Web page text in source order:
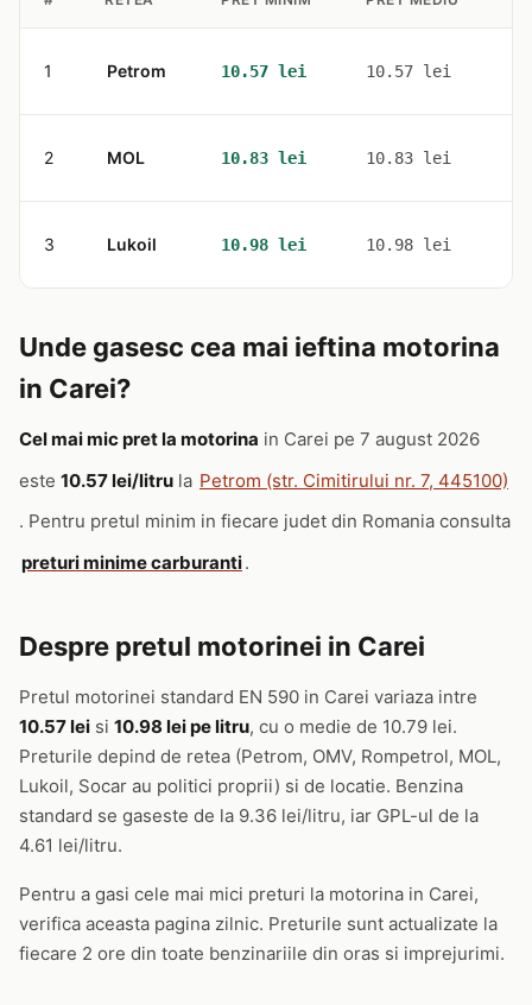
1 Petrom 10.57 lei 10.57 lei
2 MOL 10.83 lei 10.83 lei
3 Lukoil 10.98 lei 10.98 lei
Unde gasesc cea mai ieftina motorina
in Carei?
Cel mai mic pret la motorina in Carei pe 7 august 2026
este 10.57 lei/litru la Petrom (str. Cimitirului nr. 7, 445100)
. Pentru pretul minim in fiecare judet din Romania consulta
preturi minime carburanti.
Despre pretul motorinei in Carei
Pretul motorinei standard EN 590 in Carei variaza intre
10.57 lei si 10.98 lei pe litru, cu o medie de 10.79 lei.
Preturile depind de retea (Petrom, OMV, Rompetrol, MOL,
Lukoil, Socar au politici proprii) si de locatie. Benzina
standard se gaseste de la 9.36 lei/litru, iar GPL-ul de la
4.61 lei/litru.
Pentru a gasi cele mai mici preturi la motorina in Carei,
verifica aceasta pagina zilnic. Preturile sunt actualizate la
fiecare 2 ore din toate benzinariile din oras si imprejurimi.